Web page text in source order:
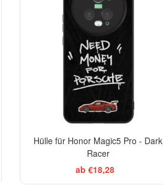
Hülle für Honor Magic5 Pro - Dark
Racer
ab €18,28